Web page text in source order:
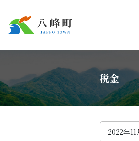
Foreign language
税金
2022年11